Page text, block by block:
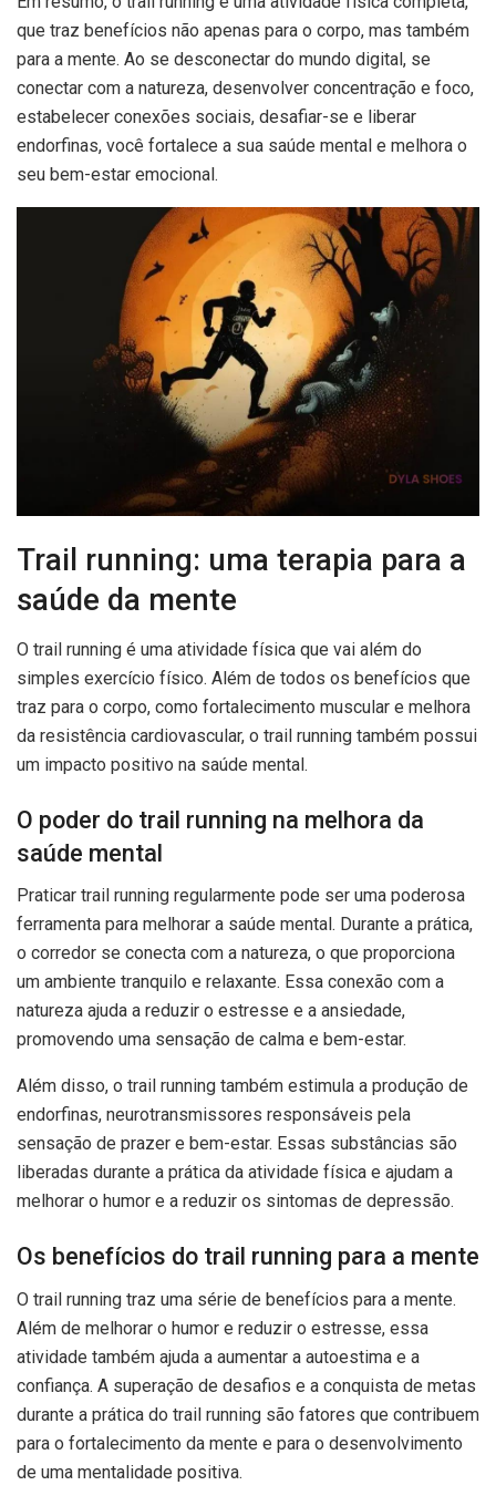
que traz benefícios não apenas para o corpo, mas também
para a mente. Ao se desconectar do mundo digital, se
conectar com a natureza, desenvolver concentração e foco,
estabelecer conexões sociais, desafiar-se e liberar
endorfinas, você fortalece a sua saúde mental e melhora o
seu bem-estar emocional.
Trail running: uma terapia para a
saúde da mente
O trail running é uma atividade física que vai além do
simples exercício físico. Além de todos os benefícios que
traz para o corpo, como fortalecimento muscular e melhora
da resistência cardiovascular, o trail running também possui
um impacto positivo na saúde mental.
O poder do trail running na melhora da
saúde mental
Praticar trail running regularmente pode ser uma poderosa
ferramenta para melhorar a saúde mental. Durante a prática,
o corredor se conecta com a natureza, o que proporciona
um ambiente tranquilo e relaxante. Essa conexão com a
natureza ajuda a reduzir o estresse e a ansiedade,
promovendo uma sensação de calma e bem-estar.
Além disso, o trail running também estimula a produção de
endorfinas, neurotransmissores responsáveis pela
sensação de prazer e bem-estar. Essas substâncias são
liberadas durante a prática da atividade física e ajudam a
melhorar o humor e a reduzir os sintomas de depressão.
Os benefícios do trail running para a mente
O trail running traz uma série de benefícios para a mente.
Além de melhorar o humor e reduzir o estresse, essa
atividade também ajuda a aumentar a autoestima e a
confiança. A superação de desafios e a conquista de metas
durante a prática do trail running são fatores que contribuem
para o fortalecimento da mente e para o desenvolvimento
de uma mentalidade positiva.